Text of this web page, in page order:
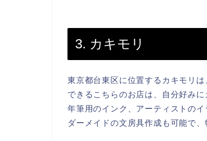
3. カキモリ
東京都台東区に位置するカキモリ
できるこちらのお店は、自分好み
年筆用のインク、アーティストの
ダーメイドの文房具作成も可能で